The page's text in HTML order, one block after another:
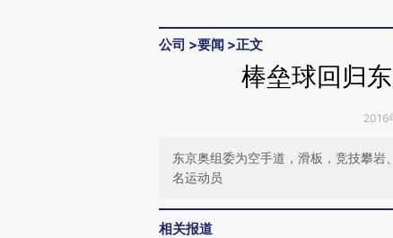
公司 >要闻 >正文
棒垒球回归
2016
东京奥组委为空手道，滑板，竞技攀
名运动员
相关报道